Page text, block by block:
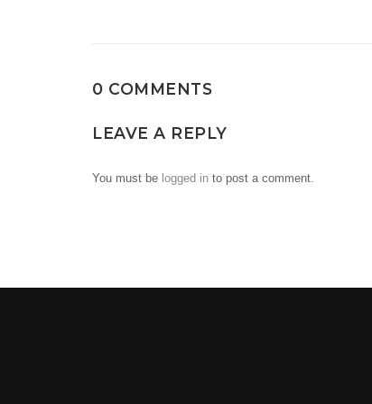
0 COMMENTS
LEAVE A REPLY
You must be logged in to post a comment.